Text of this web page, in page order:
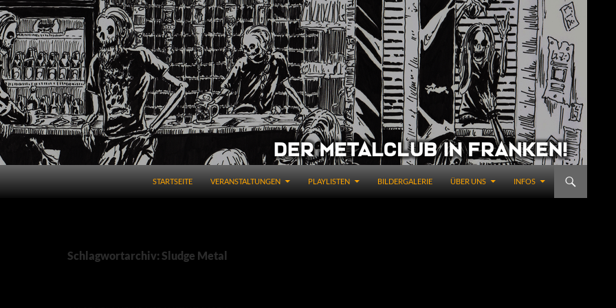
STARTSEITE VERANSTALTUNGEN PLAYLISTEN BILDERGALERIE ÜBER UNS INFOS
Schlagwortarchiv: Sludge Metal